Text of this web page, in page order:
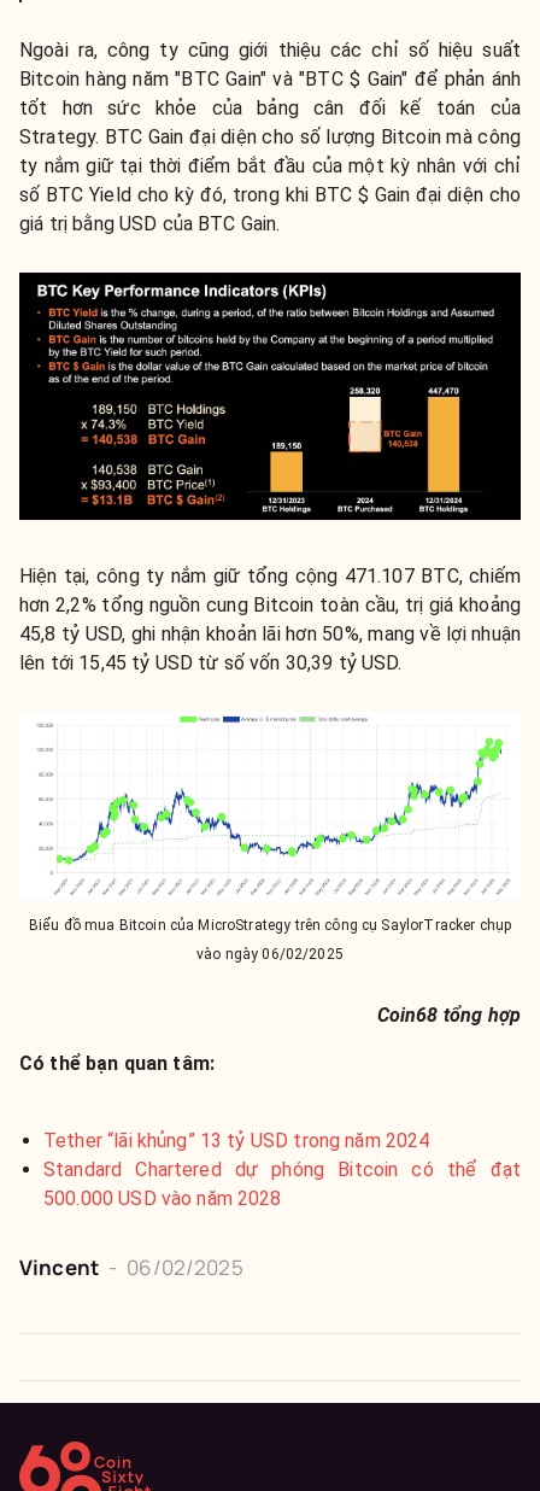
Ngoài ra, công ty cũng giới thiệu các chỉ số hiệu suất
Bitcoin hàng năm "BTC Gain" và "BTC $ Gain" để phản ánh
tốt hơn sức khỏe của bảng cân đối kế toán của
Strategy. BTC Gain đại diện cho số lượng Bitcoin mà công
ty nắm giữ tại thời điểm bắt đầu của một kỳ nhân với chỉ
số BTC Yield cho kỳ đó, trong khi BTC $ Gain đại diện cho
giá trị bằng USD của BTC Gain.
Hiện tại, công ty nắm giữ tổng cộng 471.107 BTC, chiếm
hơn 2,2% tổng nguồn cung Bitcoin toàn cầu, trị giá khoảng
45,8 tỷ USD, ghi nhận khoản lãi hơn 50%, mang về lợi nhuận
lên tới 15,45 tỷ USD từ số vốn 30,39 tỷ USD.
Biểu đồ mua Bitcoin của MicroStrategy trên công cụ SaylorTracker chụp
vào ngày 06/02/2025
Coin68 tổng hợp
Có thể bạn quan tâm:
Tether “lãi khủng” 13 tỷ USD trong năm 2024
Standard Chartered dự phóng Bitcoin có thể đạt
500.000 USD vào năm 2028
Vincent - 06/02/2025